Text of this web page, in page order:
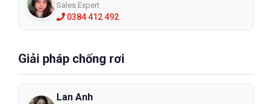
Sales Expert
0384 412 492
Giải pháp chống rơi
Lan Anh